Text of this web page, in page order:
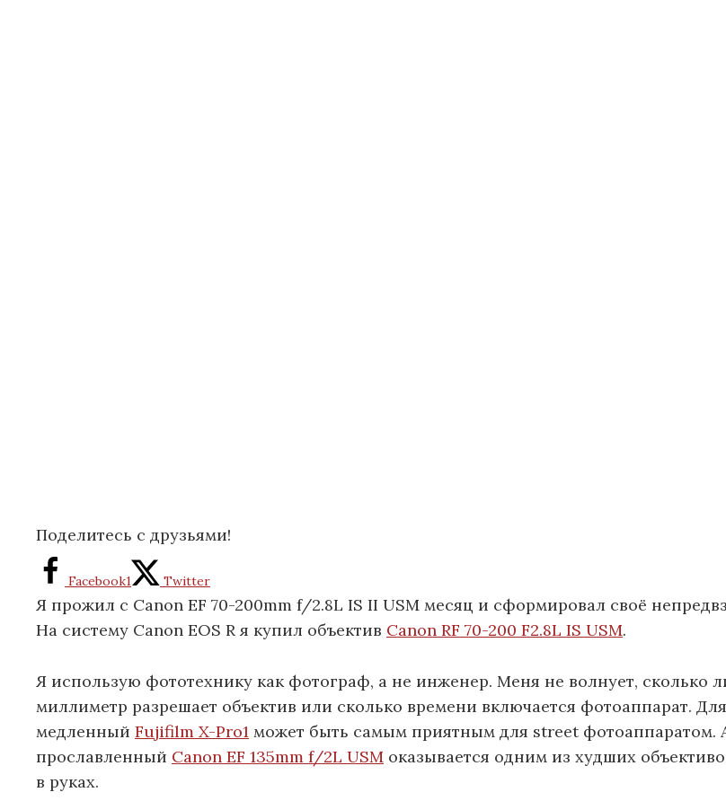
Поделитесь с друзьями!
Facebook1 Twitter
Я прожил с Canon EF 70-200mm f/2.8L IS II USM месяц и сформировал своё
На систему Canon EOS R я купил объектив Canon RF 70-200 F2.8L IS USM.
Я использую фототехнику как фотограф, а не инженер. Меня не волнует, сколько
миллиметр разрешает объектив или сколько времени включается фотоаппарат.
медленный Fujifilm X-Pro1 может быть самым приятным для street фотоаппаратом.
прославленный Canon EF 135mm f/2L USM оказывается одним из худших
в руках.